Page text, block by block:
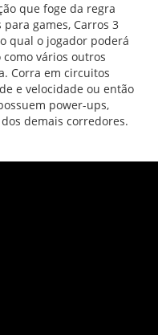
que foge da regra
games, Carros 3
qual o jogador poderá
vários outros
Corra em circuitos
e velocidade ou então
power-ups,
demais corredores.